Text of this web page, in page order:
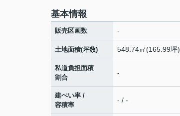
基本情報
販売区画数 -
土地面積(坪数) 548.74㎡(165.99坪)
私道負担面積
割合
-
建ぺい率 /
容積率
- / -